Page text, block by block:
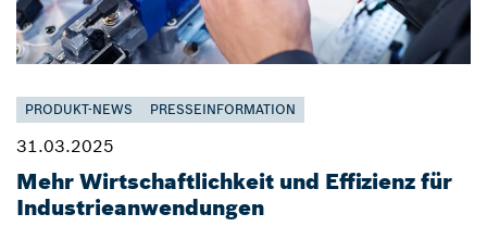
PRODUKT-NEWS PRESSEINFORMATION
31.03.2025
Mehr Wirtschaftlichkeit und Effizienz für
Industrieanwendungen